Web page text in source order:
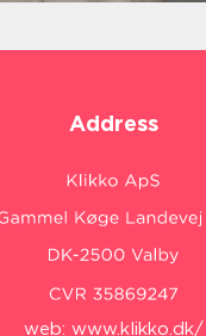
Address
web: www.klikko.dk/